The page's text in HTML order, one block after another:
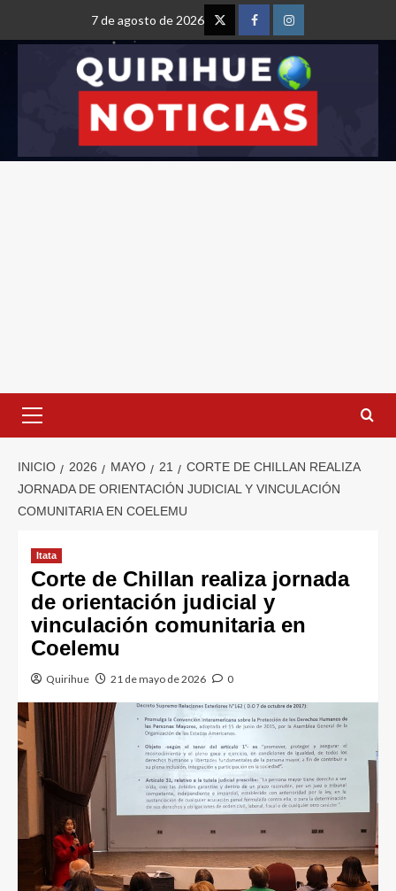
7 de agosto de 2026
INICIO 2026 MAYO 21
CORTE DE CHILLAN REALIZA
JORNADA DE ORIENTACIÓN JUDICIAL Y VINCULACIÓN
COMUNITARIA EN COELEMU
Itata
Corte de Chillan realiza jornada
de orientación judicial y
vinculación comunitaria en
Coelemu
Quirihue 21 de mayo de 2026 0